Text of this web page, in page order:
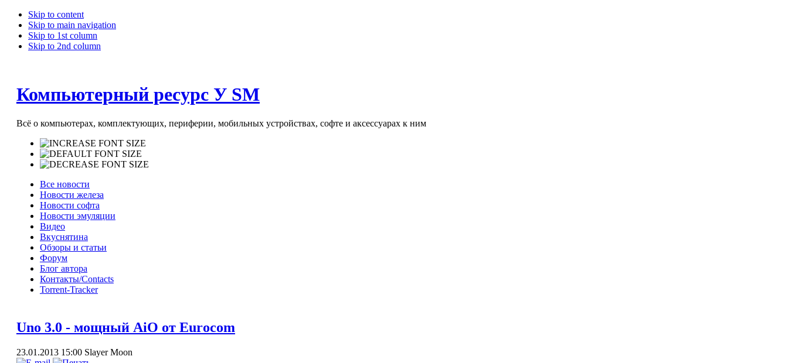
Skip to content
Skip to main navigation
Skip to 1st column
Skip to 2nd column
Компьютерный ресурс У SM
Всё о компьютерах, комплектующих, периферии, мобильных устройствах, софте и аксессуарах к ним
Все новости
Новости железа
Новости софта
Новости эмуляции
Видео
Вкуснятина
Обзоры и статьи
Форум
Блог автора
Контакты/Contacts
Torrent-Tracker
Uno 3.0 - мощный AiO от Eurocom
23.01.2013 15:00 Slayer Moon